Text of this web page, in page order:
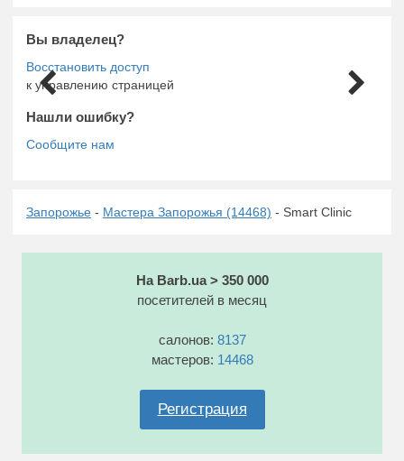
Вы владелец?
к управлению страницей
Нашли ошибку?
Запорожье - Мастера Запорожья (14468) - Smart Clinic
На Barb.ua > 350 000
посетителей в месяц
салонов: 8137
мастеров: 14468
Регистрация